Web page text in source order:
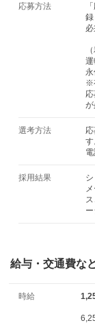
応募方法
※
が
選考方法
採用結果
給与・交通費な
時給